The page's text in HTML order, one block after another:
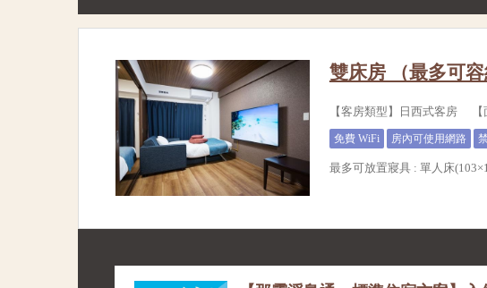
雙床房 （最多可
【客房類型】日西式客房
免費 WiFi 房內可使用網路
最多可放置寢具: 單人床